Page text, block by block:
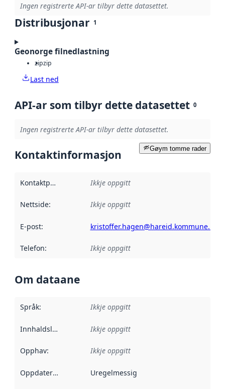
Ingen registrerte API-ar tilbyr dette datasettet.
Distribusjonar 1
Geonorge filnedlastning
zipzip
Last ned
API-ar som tilbyr dette datasettet 0
Ingen registrerte API-ar tilbyr dette datasettet.
Gøym tomme rader
Kontaktinformasjon
Kontaktpunkt Ikkje oppgitt
Nettside: Ikkje oppgitt
E-post: kristoffer.hagen@hareid.kommune.no
Telefon: Ikkje oppgitt
Om dataane
Språk: Ikkje oppgitt
Innhaldsleverandørar :
Ikkje oppgitt
Opphav: Ikkje oppgitt
Oppdateringsfrekvens :
Uregelmessig